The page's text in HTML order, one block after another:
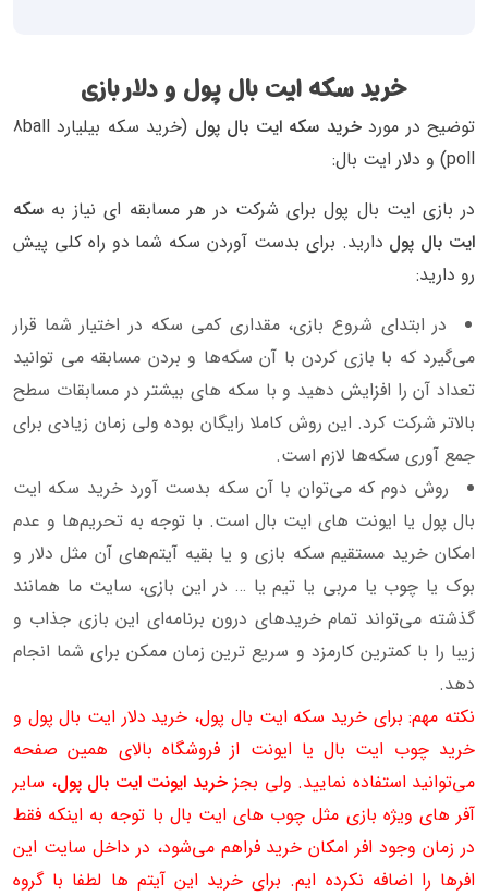
خرید سکه ایت بال پول و دلار بازی
توضیح در موردخرید سکه ایت بال پول
(خرید سکه بیلیارد 8ball
poll) و دلار ایت بال:
در بازی ایت بال پول برای شرکت در هر مسابقه ای نیاز به سکه
ایت بال پول دارید. برای بدست آوردن سکه شما دو راه کلی پیش
رو دارید:
در ابتدای شروع بازی، مقداری کمی سکه در اختیار شما قرار
می‌گیرد که با بازی کردن با آن سکه‌ها و بردن مسابقه می توانید
تعداد آن را افزایش دهید و با سکه های بیشتر در مسابقات سطح
بالاتر شرکت کرد. این روش کاملا رایگان بوده ولی زمان زیادی برای
جمع آوری سکه‌ها لازم است.
روش دوم که می‌توان با آن سکه بدست آورد خرید سکه ایت
بال پول یا ایونت های ایت بال است. با توجه به تحریم‌ها و عدم
امکان خرید مستقیم سکه بازی و یا بقیه آیتم‌های آن مثل دلار و
بوک یا چوب یا مربی یا تیم یا … در این بازی، سایت ما همانند
گذشته می‌تواند تمام خریدهای درون برنامه‌ای این بازی جذاب و
زیبا را با کمترین کارمزد و سریع ترین زمان ممکن برای شما انجام
دهد.
نکته مهم: برای خرید سکه ایت بال پول، خرید دلار ایت بال پول و
خرید چوب ایت بال یا ایونت از فروشگاه بالای همین صفحه
می‌توانید استفاده نمایید. ولی بجزخرید ایونت ایت بال پول، سایر
آفر های ویژه بازی مثل چوب های ایت بال با توجه به اینکه فقط
در زمان وجود افر امکان خرید فراهم می‌شود، در داخل سایت این
افرها را اضافه نکرده ایم. برای خرید این آیتم ها لطفا با گروه